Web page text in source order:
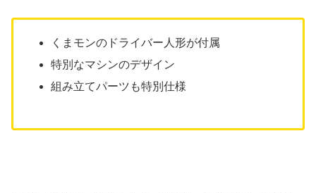
くまモンのドライバー人形が付属
特別なマシンのデザイン
組み立てパーツも特別仕様